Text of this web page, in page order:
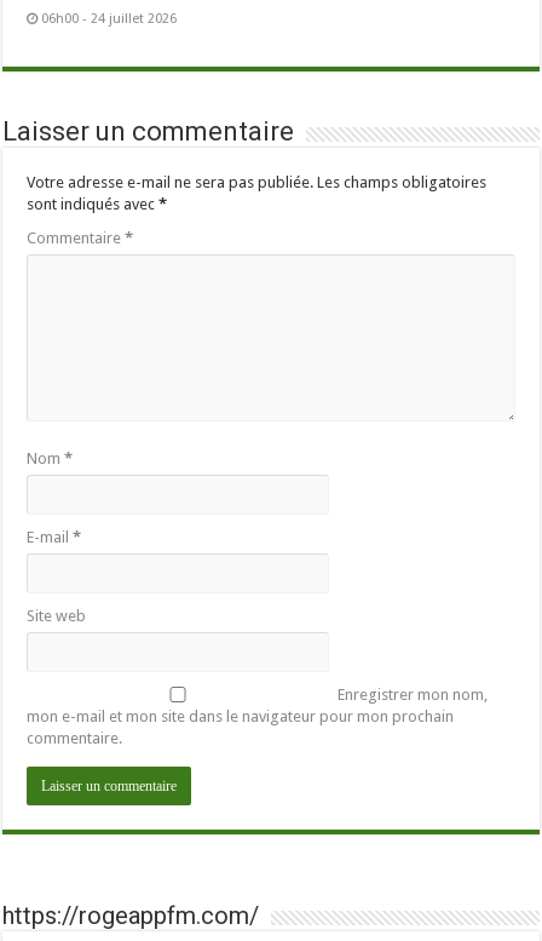
06h00 - 24 juillet 2026
Laisser un commentaire
Votre adresse e-mail ne sera pas publiée. Les champs obligatoires
sont indiqués avec*
Commentaire*
Nom*
E-mail*
Site web
Enregistrer mon nom,
mon e-mail et mon site dans le navigateur pour mon prochain
commentaire.
https://rogeappfm.com/